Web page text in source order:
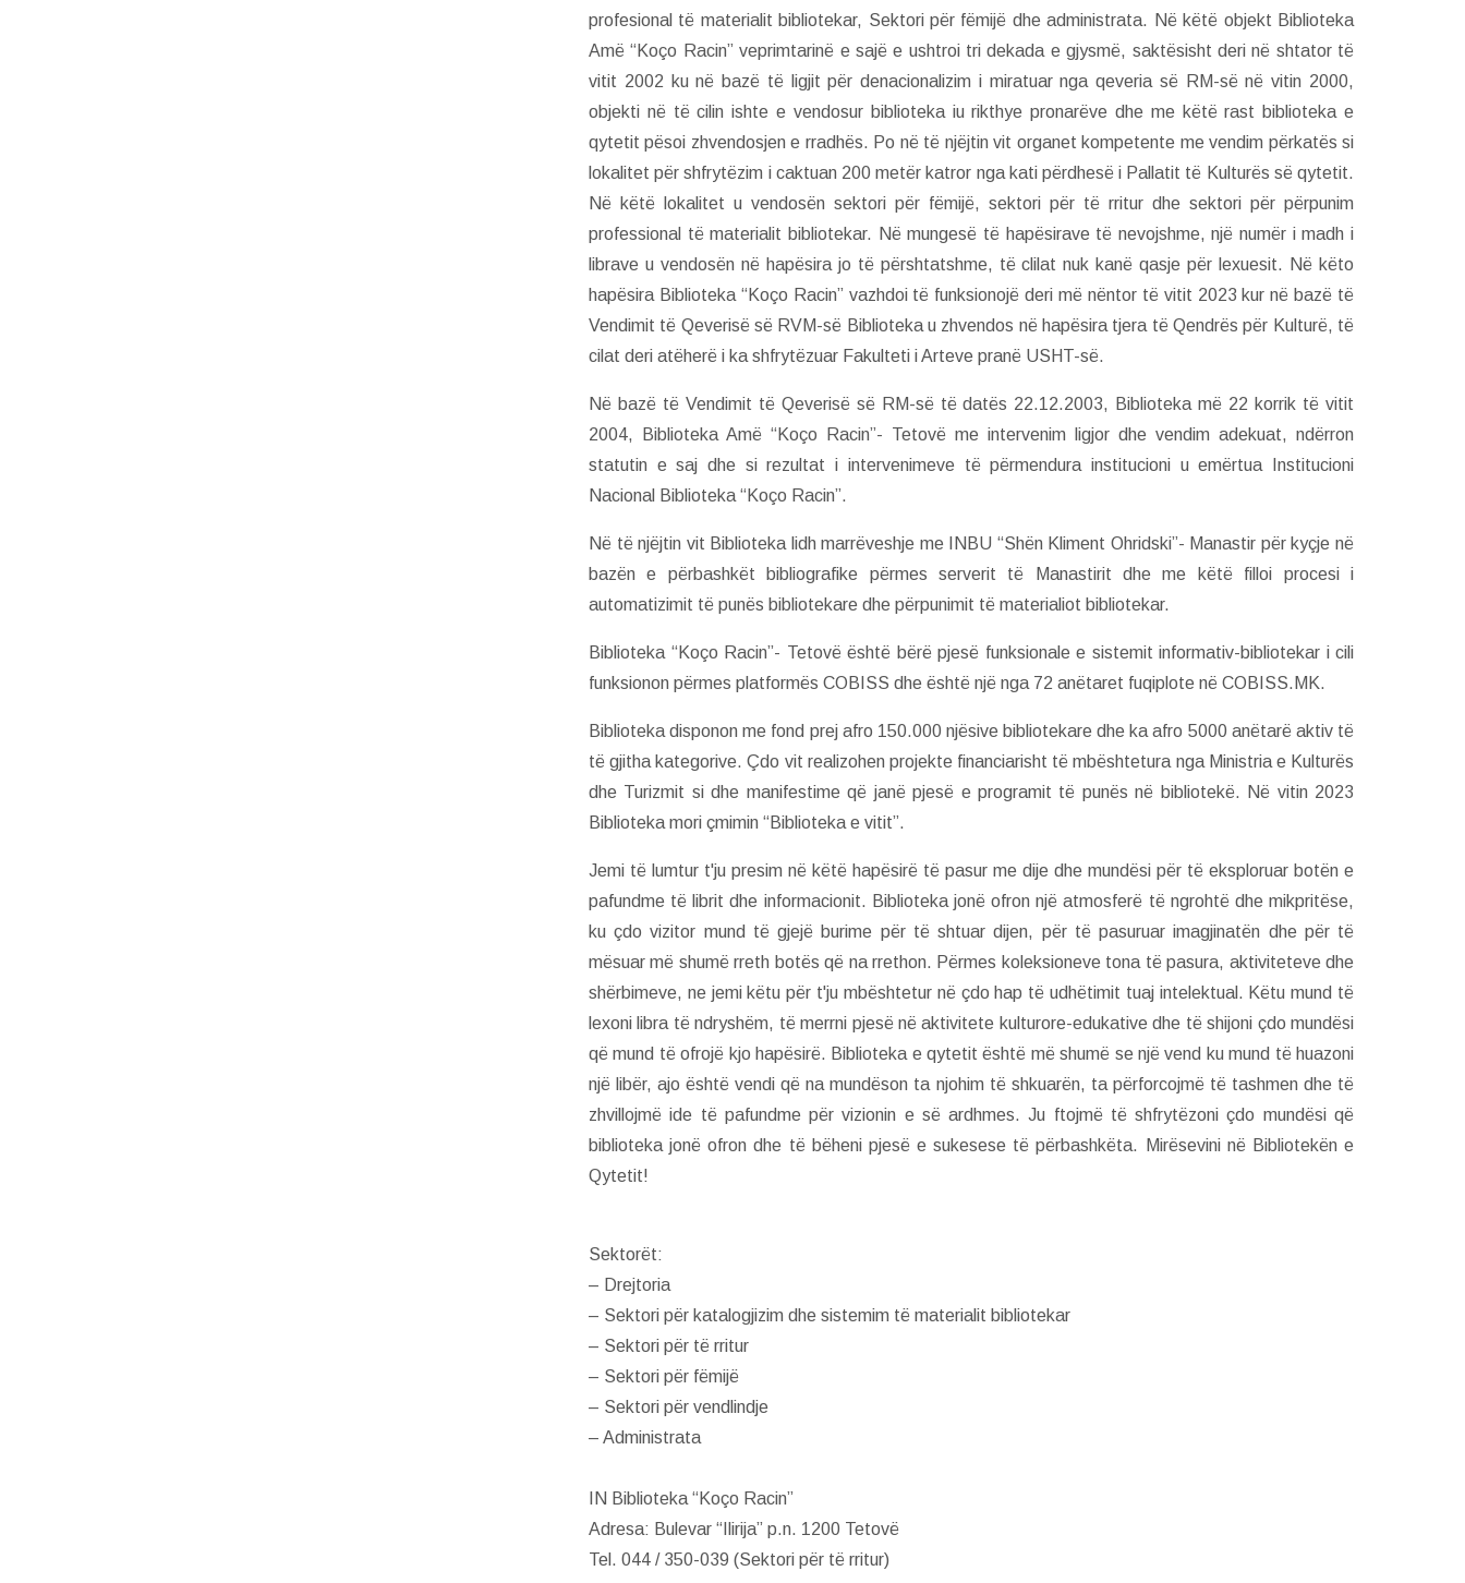
profesional të materialit bibliotekar, Sektori për fëmijë dhe administrata. Në këtë objekt Biblioteka
Amë “Koço Racin” veprimtarinë e sajë e ushtroi tri dekada e gjysmë, saktësisht deri në shtator të
vitit 2002 ku në bazë të ligjit për denacionalizim i miratuar nga qeveria së RM-së në vitin 2000,
objekti në të cilin ishte e vendosur biblioteka iu rikthye pronarëve dhe me këtë rast biblioteka e
qytetit pësoi zhvendosjen e rradhës. Po në të njëjtin vit organet kompetente me vendim përkatës si
lokalitet për shfrytëzim i caktuan 200 metër katror nga kati përdhesë i Pallatit të Kulturës së qytetit.
Në këtë lokalitet u vendosën sektori për fëmijë, sektori për të rritur dhe sektori për përpunim
professional të materialit bibliotekar. Në mungesë të hapësirave të nevojshme, një numër i madh i
librave u vendosën në hapësira jo të përshtatshme, të clilat nuk kanë qasje për lexuesit. Në këto
hapësira Biblioteka “Koço Racin” vazhdoi të funksionojë deri më nëntor të vitit 2023 kur në bazë të
Vendimit të Qeverisë së RVM-së Biblioteka u zhvendos në hapësira tjera të Qendrës për Kulturë, të
cilat deri atëherë i ka shfrytëzuar Fakulteti i Arteve pranë USHT-së.
Në bazë të Vendimit të Qeverisë së RM-së të datës 22.12.2003, Biblioteka më 22 korrik të vitit
2004, Biblioteka Amë “Koço Racin”- Tetovë me intervenim ligjor dhe vendim adekuat, ndërron
statutin e saj dhe si rezultat i intervenimeve të përmendura institucioni u emërtua Institucioni
Nacional Biblioteka “Koço Racin”.
Në të njëjtin vit Biblioteka lidh marrëveshje me INBU “Shën Kliment Ohridski”- Manastir për kyçje në
bazën e përbashkët bibliografike përmes serverit të Manastirit dhe me këtë filloi procesi i
automatizimit të punës bibliotekare dhe përpunimit të materialiot bibliotekar.
Biblioteka “Koço Racin”- Tetovë është bërë pjesë funksionale e sistemit informativ-bibliotekar i cili
funksionon përmes platformës COBISS dhe është një nga 72 anëtaret fuqiplote në COBISS.MK.
Biblioteka disponon me fond prej afro 150.000 njësive bibliotekare dhe ka afro 5000 anëtarë aktiv të
të gjitha kategorive. Çdo vit realizohen projekte financiarisht të mbështetura nga Ministria e Kulturës
dhe Turizmit si dhe manifestime që janë pjesë e programit të punës në bibliotekë. Në vitin 2023
Biblioteka mori çmimin “Biblioteka e vitit”.
Jemi të lumtur t'ju presim në këtë hapësirë të pasur me dije dhe mundësi për të eksploruar botën e
pafundme të librit dhe informacionit. Biblioteka jonë ofron një atmosferë të ngrohtë dhe mikpritëse,
ku çdo vizitor mund të gjejë burime për të shtuar dijen, për të pasuruar imagjinatën dhe për të
mësuar më shumë rreth botës që na rrethon. Përmes koleksioneve tona të pasura, aktiviteteve dhe
shërbimeve, ne jemi këtu për t'ju mbështetur në çdo hap të udhëtimit tuaj intelektual. Këtu mund të
lexoni libra të ndryshëm, të merrni pjesë në aktivitete kulturore-edukative dhe të shijoni çdo mundësi
që mund të ofrojë kjo hapësirë. Biblioteka e qytetit është më shumë se një vend ku mund të huazoni
një libër, ajo është vendi që na mundëson ta njohim të shkuarën, ta përforcojmë të tashmen dhe të
zhvillojmë ide të pafundme për vizionin e së ardhmes. Ju ftojmë të shfrytëzoni çdo mundësi që
biblioteka jonë ofron dhe të bëheni pjesë e sukesese të përbashkëta. Mirësevini në Bibliotekën e
Qytetit!
Sektorët:
– Drejtoria
– Sektori për katalogjizim dhe sistemim të materialit bibliotekar
– Sektori për të rritur
– Sektori për fëmijë
– Sektori për vendlindje
– Administrata
IN Biblioteka “Koço Racin”
Adresa: Bulevar “Ilirija” p.n. 1200 Tetovë
Tel. 044 / 350-039 (Sektori për të rritur)